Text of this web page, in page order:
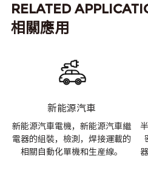
RELATED
相關應用
新能源汽車
新能源汽車電機，新能源汽車繼
電器的組裝，檢測，焊接運載的
相關自動化單機和生産線。